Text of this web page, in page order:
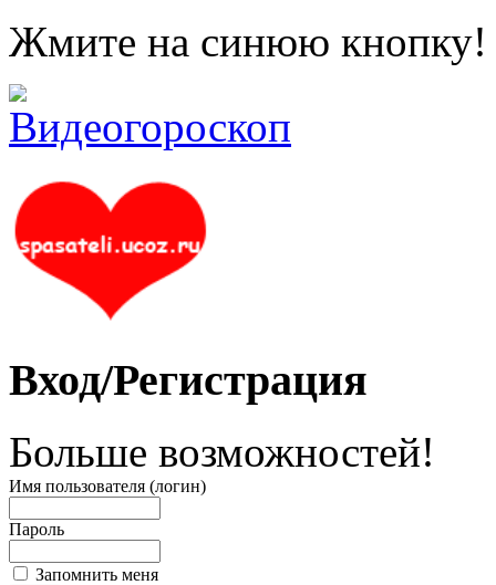
Жмите на синюю кнопку!
Вход/Регистрация
Больше возможностей!
Имя пользователя (логин)
Пароль
Запомнить меня